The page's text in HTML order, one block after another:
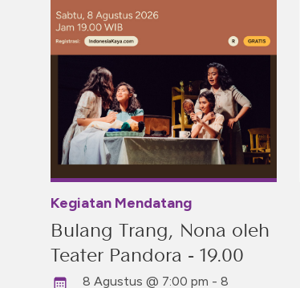
Kegiatan Mendatang
Bulang Trang, Nona oleh
Teater Pandora - 19.00
8 Agustus @ 7:00 pm - 8